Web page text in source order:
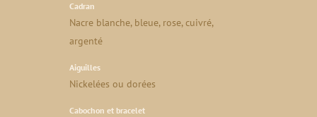
Cadran
Nacre blanche, bleue, rose, cuivré,
argenté
Aiguilles
Nickelées ou dorées
Cabochon et bracelet